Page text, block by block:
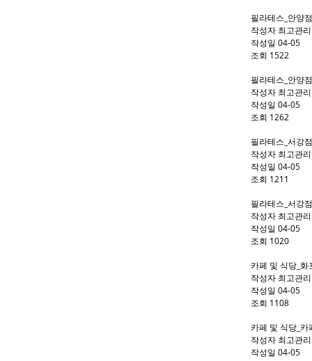
필라테스_안양
작성자 최고관
작성일 04-05
조회 1522
필라테스_안양
작성자 최고관
작성일 04-05
조회 1262
필라테스_서강
작성자 최고관
작성일 04-05
조회 1211
필라테스_서강
작성자 최고관
작성일 04-05
조회 1020
카페 및 식당_
작성자 최고관
작성일 04-05
조회 1108
카페 및 식당_
작성자 최고관
작성일 04-05